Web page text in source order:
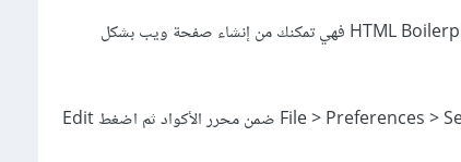
الحل: يمكنك تثبيت إضافات HTML Snippets أو HTML Boilerplate فهي تمكنك من إنشاء صفحة ويب بشكل
ثم التأكد من تفعيل إضافة الاختصارات، توجه إلى File > Preferences > Settings ضمن محرر الأكواد ثم اضغط Edit